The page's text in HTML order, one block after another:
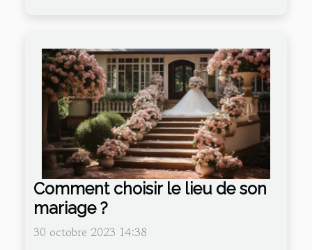
Comment choisir le lieu de son
mariage ?
30 octobre 2023 14:38